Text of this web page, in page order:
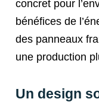
concret pour
bénéfices de
des panneaux
une production
Un design